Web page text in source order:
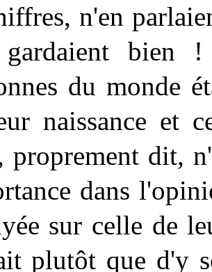
n'en
gardaient bien
du monde
naissance et
proprement dit,
dans
sur celle de
plutôt que d'y